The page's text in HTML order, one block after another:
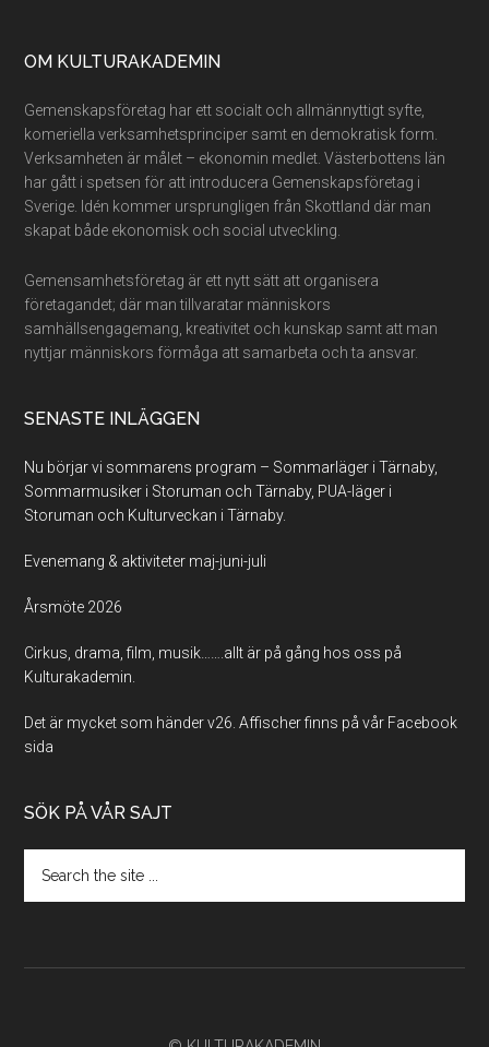
Footer
OM KULTURAKADEMIN
Gemenskapsföretag har ett socialt och allmännyttigt syfte,
komeriella verksamhetsprinciper samt en demokratisk form.
Verksamheten är målet – ekonomin medlet. Västerbottens län
har gått i spetsen för att introducera Gemenskapsföretag i
Sverige. Idén kommer ursprungligen från Skottland där man
skapat både ekonomisk och social utveckling.
Gemensamhetsföretag är ett nytt sätt att organisera
företagandet; där man tillvaratar människors
samhällsengagemang, kreativitet och kunskap samt att man
nyttjar människors förmåga att samarbeta och ta ansvar.
SENASTE INLÄGGEN
Nu börjar vi sommarens program – Sommarläger i Tärnaby,
Sommarmusiker i Storuman och Tärnaby, PUA-läger i
Storuman och Kulturveckan i Tärnaby.
Evenemang & aktiviteter maj-juni-juli
Årsmöte 2026
Cirkus, drama, film, musik…….allt är på gång hos oss på
Kulturakademin.
Det är mycket som händer v26. Affischer finns på vår Facebook
sida
SÖK PÅ VÅR SAJT
the